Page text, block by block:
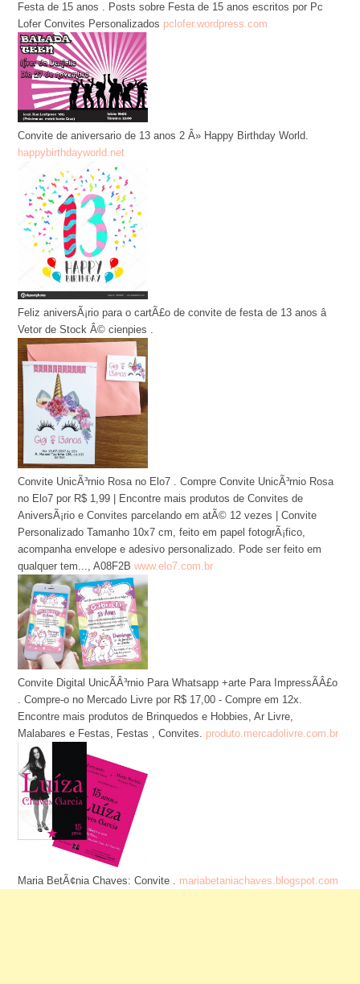
Festa de 15 anos . Posts sobre Festa de 15 anos escritos por Pc
Lofer Convites Personalizados pclofer.wordpress.com
Convite de aniversario de 13 anos 2 Â» Happy Birthday World.
happybirthdayworld.net
Feliz aniversÃ¡rio para o cartÃ£o de convite de festa de 13 anos â
Vetor de Stock Â© cienpies .
Convite UnicÃ³rnio Rosa no Elo7 . Compre Convite UnicÃ³rnio Rosa
no Elo7 por R$ 1,99 | Encontre mais produtos de Convites de
AniversÃ¡rio e Convites parcelando em atÃ© 12 vezes | Convite
Personalizado Tamanho 10x7 cm, feito em papel fotogrÃ¡fico,
acompanha envelope e adesivo personalizado. Pode ser feito em
qualquer tem..., A08F2B www.elo7.com.br
Convite Digital UnicÃÂ³rnio Para Whatsapp +arte Para ImpressÃÂ£o
. Compre-o no Mercado Livre por R$ 17,00 - Compre em 12x.
Encontre mais produtos de Brinquedos e Hobbies, Ar Livre,
Malabares e Festas, Festas , Convites. produto.mercadolivre.com.br
Maria BetÃ¢nia Chaves: Convite . mariabetaniachaves.blogspot.com